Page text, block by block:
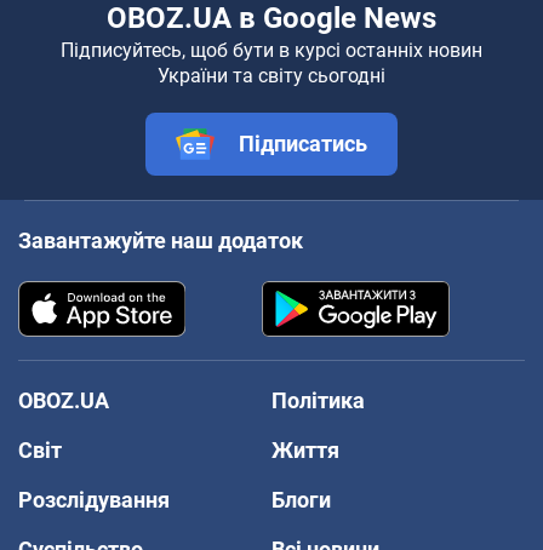
OBOZ.UA в Google News
Підписуйтесь, щоб бути в курсі останніх новин
України та світу сьогодні
Підписатись
Завантажуйте наш додаток
OBOZ.UA
Політика
Світ
Життя
Розслідування
Блоги